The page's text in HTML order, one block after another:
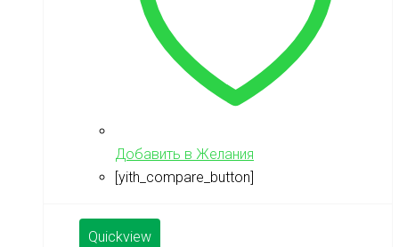
Добавить в Желания
[yith_compare_button]
Quickview